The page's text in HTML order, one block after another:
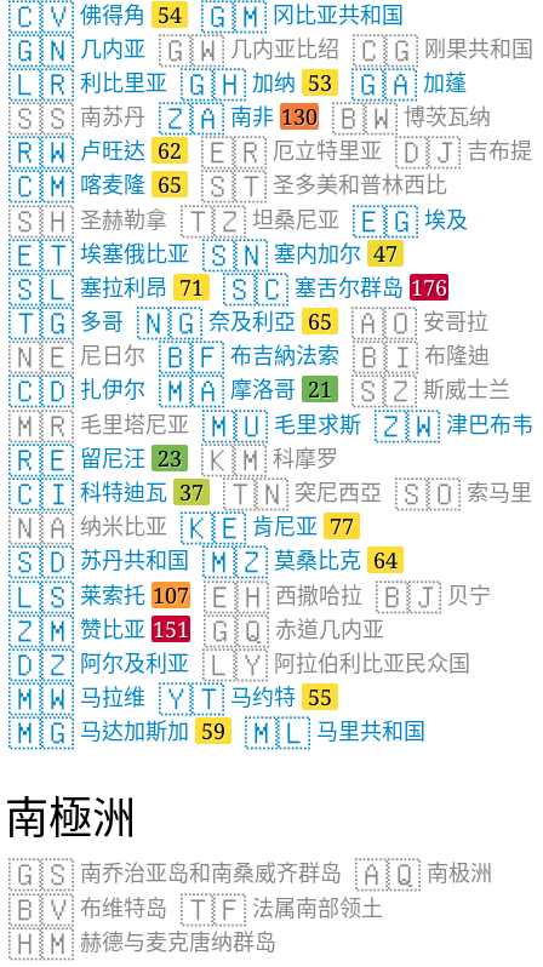
🇨🇻 佛得角 54 🇬🇲 冈比亚共和国
🇬🇳 几内亚 🇬🇼 几内亚比绍 🇨🇬 刚果共和国
🇱🇷 利比里亚 🇬🇭 加纳 53 🇬🇦 加蓬
🇸🇸 南苏丹 🇿🇦 南非 130 🇧🇼 博茨瓦纳
🇷🇼 卢旺达 62 🇪🇷 厄立特里亚 🇩🇯 吉布提
🇨🇲 喀麦隆 65 🇸🇹 圣多美和普林西比
🇸🇭 圣赫勒拿 🇹🇿 坦桑尼亚 🇪🇬 埃及
🇪🇹 埃塞俄比亚 🇸🇳 塞内加尔 47
🇸🇱 塞拉利昂 71 🇸🇨 塞舌尔群岛 176
🇹🇬 多哥 🇳🇬 奈及利亞 65 🇦🇴 安哥拉
🇳🇪 尼日尔 🇧🇫 布吉納法索 🇧🇮 布隆迪
🇨🇩 扎伊尔 🇲🇦 摩洛哥 21 🇸🇿 斯威士兰
🇲🇷 毛里塔尼亚 🇲🇺 毛里求斯 🇿🇼 津巴布韦
🇷🇪 留尼汪 23 🇰🇲 科摩罗
🇨🇮 科特迪瓦 37 🇹🇳 突尼西亞 🇸🇴 索马里
🇳🇦 纳米比亚 🇰🇪 肯尼亚 77
🇸🇩 苏丹共和国 🇲🇿 莫桑比克 64
🇱🇸 莱索托 107 🇪🇭 西撒哈拉 🇧🇯 贝宁
🇿🇲 赞比亚 151 🇬🇶 赤道几内亚
🇩🇿 阿尔及利亚 🇱🇾 阿拉伯利比亚民众国
🇲🇼 马拉维 🇾🇹 马约特 55
🇲🇬 马达加斯加 59 🇲🇱 马里共和国
南極洲
🇬🇸 南乔治亚岛和南桑威齐群岛 🇦🇶 南极洲
🇧🇻 布维特岛 🇹🇫 法属南部领土
🇭🇲 赫德与麦克唐纳群岛